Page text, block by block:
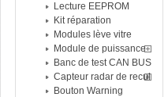
Lecture EEPROM
Kit réparation
Modules lève vitre
Module de puissance
Banc de test CAN BUS
Capteur radar de recul
Bouton Warning